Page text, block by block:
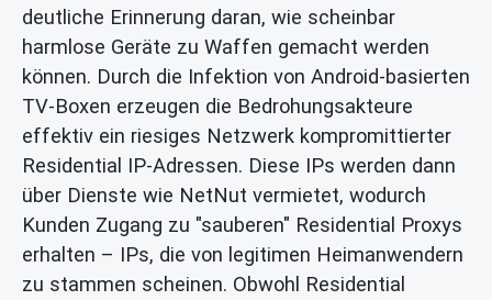
deutliche Erinnerung daran, wie scheinbar
harmlose Geräte zu Waffen gemacht werden
können. Durch die Infektion von Android-basierten
TV-Boxen erzeugen die Bedrohungsakteure
effektiv ein riesiges Netzwerk kompromittierter
Residential IP-Adressen. Diese IPs werden dann
über Dienste wie NetNut vermietet, wodurch
Kunden Zugang zu "sauberen" Residential Proxys
erhalten – IPs, die von legitimen Heimanwendern
zu stammen scheinen. Obwohl Residential